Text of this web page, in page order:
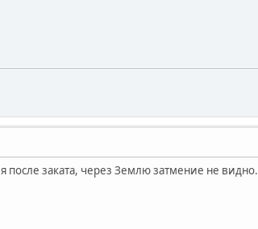
после заката, через Землю затмение не видно.